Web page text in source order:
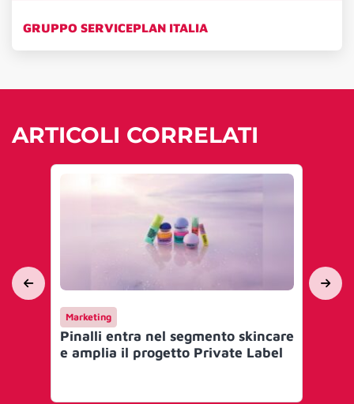
GRUPPO SERVICEPLAN ITALIA
ARTICOLI CORRELATI
Marketing
Pinalli entra nel segmento skincare
e amplia il progetto Private Label